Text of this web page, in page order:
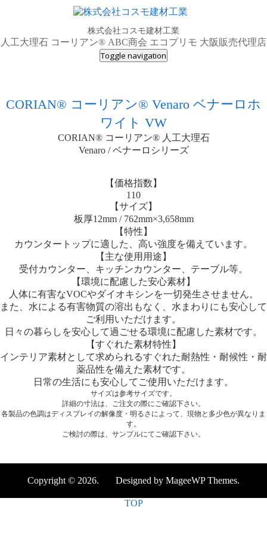
株式会社コスモ建材工業
人工大理石 コーリアン® ABC商会 エコプリモ 大阪販売代理店
Toggle navigation
CORIAN® コーリアン® Venaro ベナーロホ
ワイト VW
CORIAN® コーリアン® 人工大理石
Venaro / ベナーロシリーズ
【価格指数】
110
【サイズ】
板厚12mm / 762mm×3,658mm
【特性】
カウンタートップに適した、高い強度を備えています。
【主な使用用途】
受付カウンター、キッチンカウンター、テーブル等。
【環境に配慮した安心素材】
人体に有害なVOCやダイオキシンを一切発生させません。
また、水による有害物質の溶出もなく、水まわりにも安心して
ご利用いただけます。
日々の暮らしを安心して過ごせる環境に配慮した素材です。
【すぐれた素材特性】
インテリア素材として求められるすぐれた耐熱性・耐候性・耐
薬品性を備えた素材です。
日常の生活にも安心してご使用いただけます。
サイズは参考サイズです。
詳細の寸法は、ご注文の際にご確認下さい。
各製品の色調はディスプレイの解像度・明るさによって、現物と多少色が異なりま
す。
ご検討の際は、サンプルにてご確認下さい。
Copyright © 2026. Designed by MageeWP Themes.
TOP